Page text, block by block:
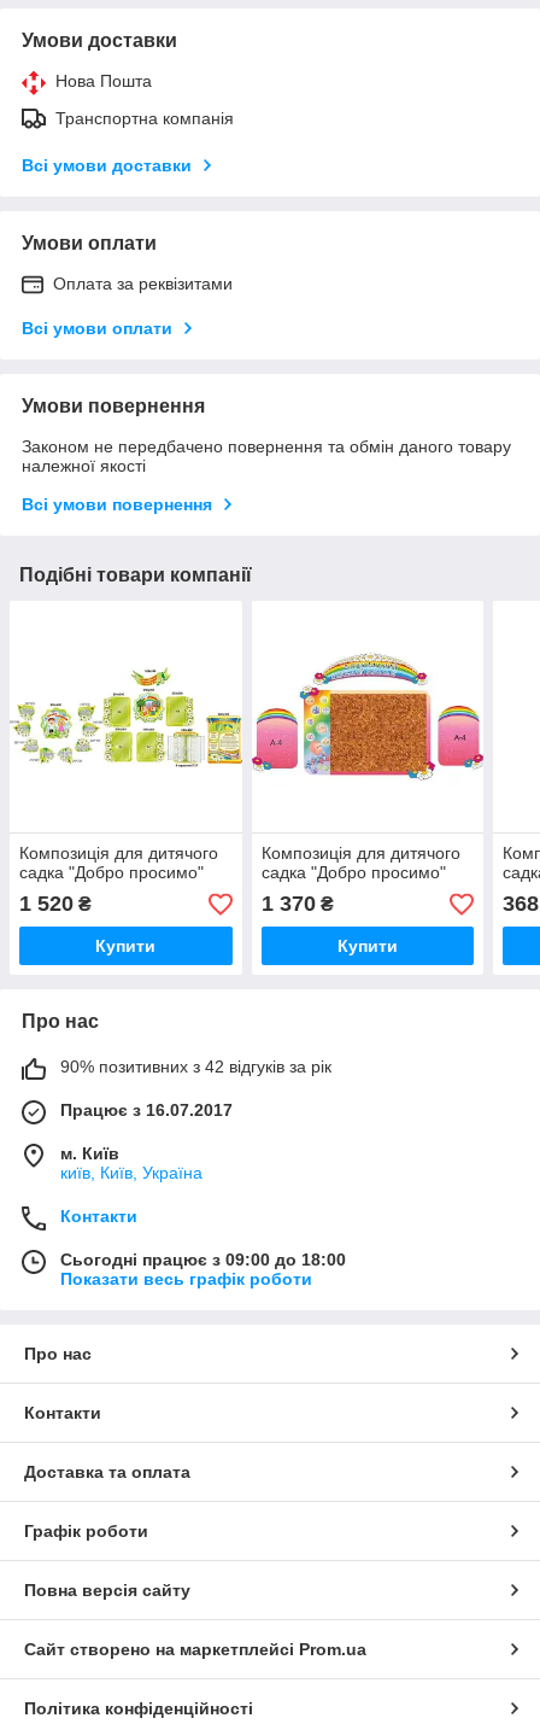
Умови доставки
Нова Пошта
Транспортна компанія
Всі умови доставки
Умови оплати
Оплата за реквізитами
Всі умови оплати
Умови повернення
Законом не передбачено повернення та обмін даного товару
належної якості
Всі умови повернення
Подібні товари компанії
Композиція для дитячого
садка "Добро просимо"
1 520 ₴
Купити
Композиція для дитячого
садка "Добро просимо"
1 370₴
Купити
368
Про нас
90% позитивних з 42 відгуків за рік
Працює з 16.07.2017
м. Київ
київ, Київ, Україна
Контакти
Сьогодні працює з 09:00 до 18:00
Показати весь графік роботи
Про нас
Контакти
Доставка та оплата
Графік роботи
Повна версія сайту
Сайт створено на маркетплейсі Prom.ua
Політика конфіденційності